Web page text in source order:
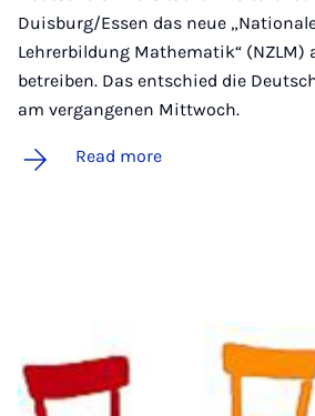
Duisburg/Essen das neue
Lehrerbildung Mathematik“ (NZLM)
betreiben. Das entschied die
am vergangenen Mittwoch.
Read more